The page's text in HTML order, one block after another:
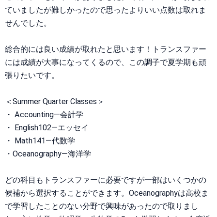
ていましたが難しかったので思ったよりいい点数は取れま
せんでした。
総合的には良い成績が取れたと思います！トランスファー
には成績が大事になってくるので、この調子で夏学期も頑
張りたいです。
＜Summer Quarter Classes＞
・ Accounting―会計学
・ English102―エッセイ
・ Math141―代数学
・Oceanography―海洋学
どの科目もトランスファーに必要ですが一部はいくつかの
候補から選択することができます。Oceanographyは高校ま
で学習したことのない分野で興味があったので取りまし